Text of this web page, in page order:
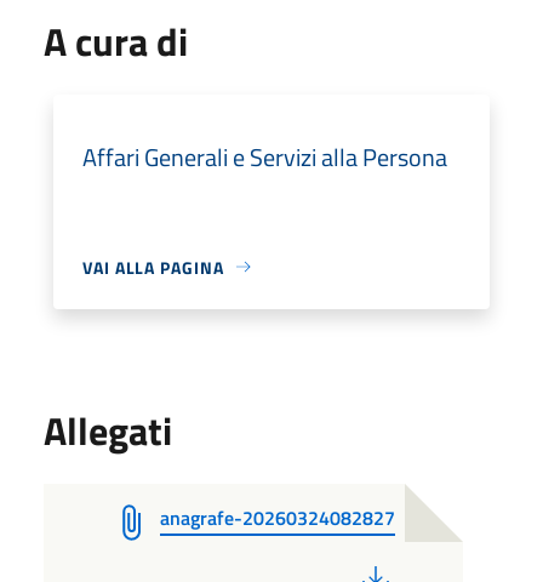
A cura di
Affari Generali e Servizi alla Persona
VAI ALLA PAGINA
Allegati
anagrafe-20260324082827